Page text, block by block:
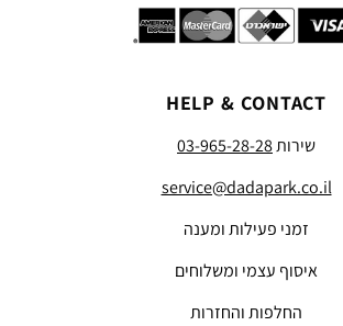
HELP & CONTACT
שירות03-965-28-28
service@dadapark.co.il
זמני פעילות ומענה
איסוף עצמי ומשלוחים
החלפות והחזרות